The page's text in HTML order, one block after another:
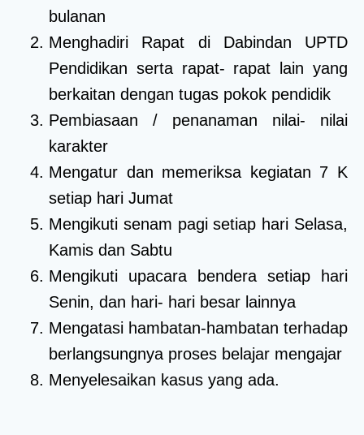
bulanan
Menghadiri Rapat di Dabindan UPTD
Pendidikan serta rapat- rapat lain yang
berkaitan dengan tugas pokok pendidik
Pembiasaan / penanaman nilai- nilai
karakter
Mengatur dan memeriksa kegiatan 7 K
setiap hari Jumat
Mengikuti senam pagi setiap hari Selasa,
Kamis dan Sabtu
Mengikuti upacara bendera setiap hari
Senin, dan hari- hari besar lainnya
Mengatasi hambatan-hambatan terhadap
berlangsungnya proses belajar mengajar
Menyelesaikan kasus yang ada.